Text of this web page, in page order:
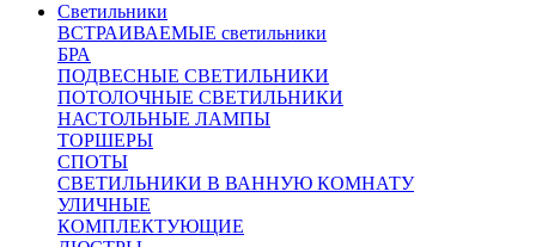
Светильники
ВСТРАИВАЕМЫЕ светильники
БРА
ПОДВЕСНЫЕ СВЕТИЛЬНИКИ
ПОТОЛОЧНЫЕ СВЕТИЛЬНИКИ
НАСТОЛЬНЫЕ ЛАМПЫ
ТОРШЕРЫ
СПОТЫ
СВЕТИЛЬНИКИ В ВАННУЮ КОМНАТУ
УЛИЧНЫЕ
КОМПЛЕКТУЮЩИЕ